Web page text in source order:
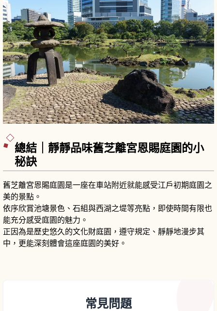
總結｜靜靜品味舊芝離宮恩賜庭園的小
秘訣
舊芝離宮恩賜庭園是一座在車站附近就能感受江戶初期庭園之
美的景點。
依序欣賞池塘景色、石組與西湖之堤等亮點，即使時間有限也
能充分感受庭園的魅力。
正因為是歷史悠久的文化財庭園，遵守規定、靜靜地漫步其
中，更能深刻體會這座庭園的美好。
常見問題